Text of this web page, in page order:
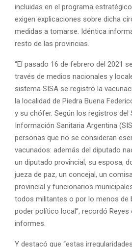
incluidas en el programa
exigen explicaciones sobre dicha
medidas a tomarse. Idéntica
resto de las provincias.
“El pasado 16 de febrero del 2021
través de medios nacionales y
sistema SISA se registró la
la localidad de Piedra Buena
y su chófer. Según los registros del
Información Sanitaria Argentina
personas que no se consideran
vacunados: además del diputado
un diputado provincial, su esposa,
jueza de paz, un concejal, un
provincial y funcionarios
todos militantes o por lo menos de
poder político local”, recordó Reyes
informes.
Y destacó que “estas